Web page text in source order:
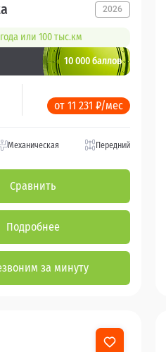
2026
или 100 тыс.км
10 000 баллов
от 11 231 ₽/мес
Механическая Передний
Сравнить
Подробнее
за минуту